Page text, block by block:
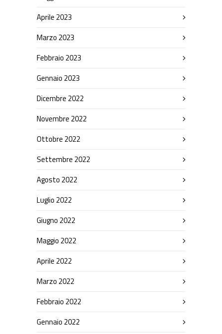
Aprile 2023
Marzo 2023
Febbraio 2023
Gennaio 2023
Dicembre 2022
Novembre 2022
Ottobre 2022
Settembre 2022
Agosto 2022
Luglio 2022
Giugno 2022
Maggio 2022
Aprile 2022
Marzo 2022
Febbraio 2022
Gennaio 2022